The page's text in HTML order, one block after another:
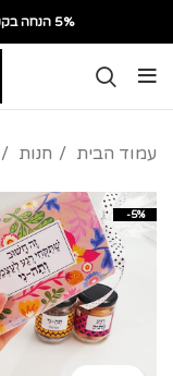
5% הנחה בקניה מעל 199 ש"ח | קוד קופון just4you
עמוד הבית חנות
-5%